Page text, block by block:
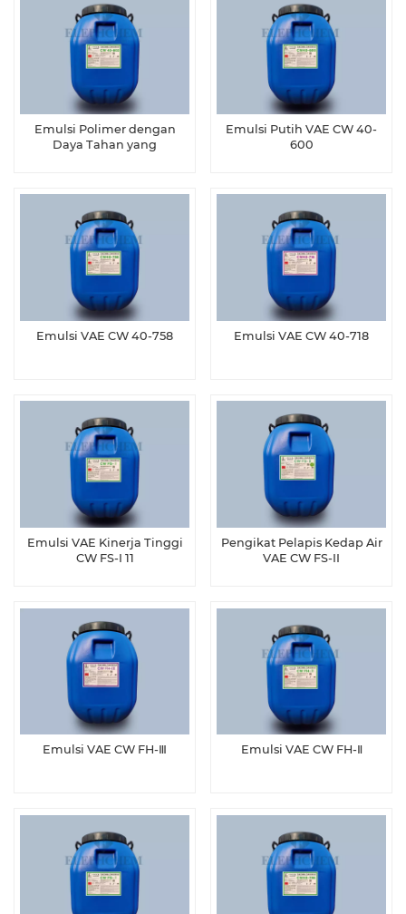
Emulsi Polimer dengan
Daya Tahan yang
Emulsi Putih VAE CW 40-
600
Emulsi VAE CW 40-758 Emulsi VAE CW 40-718
Emulsi VAE Kinerja Tinggi
CW FS-I 11
Pengikat Pelapis Kedap Air
VAE CW FS-II
Emulsi VAE CW FH-Ⅲ Emulsi VAE CW FH-Ⅱ